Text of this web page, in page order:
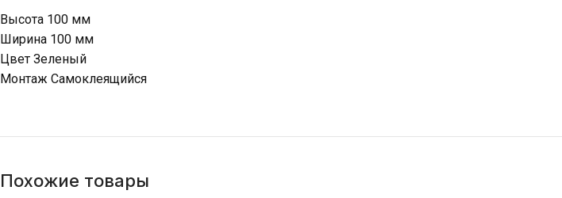
Высота 100 мм
Ширина 100 мм
Цвет Зеленый
Монтаж Самоклеящийся
Похожие товары